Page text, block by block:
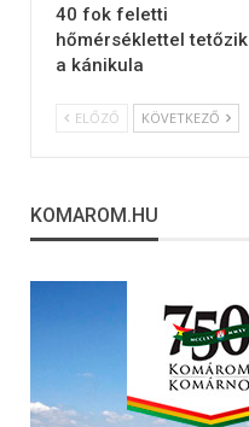
40 fok feletti
hőmérséklettel tetőzik
a kánikula
ELŐZŐ KÖVETKEZŐ
KOMAROM.HU